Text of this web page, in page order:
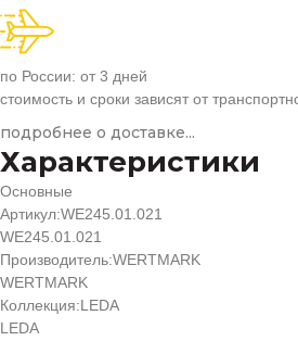
по России: от 3 дней
стоимость и сроки зависят от
подробнее о доставке...
Характеристики
Основные
Артикул:WE245.01.021
WE245.01.021
Производитель:WERTMARK
WERTMARK
Коллекция:LEDA
LEDA